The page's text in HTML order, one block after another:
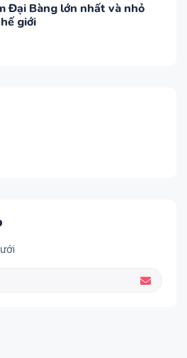
Đại Bàng lớn nhất và nhỏ
giới